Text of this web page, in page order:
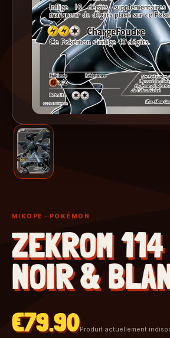
MIKOPE · POKÉMON
ZEKROM
NOIR &
€79.90Produit actuellement